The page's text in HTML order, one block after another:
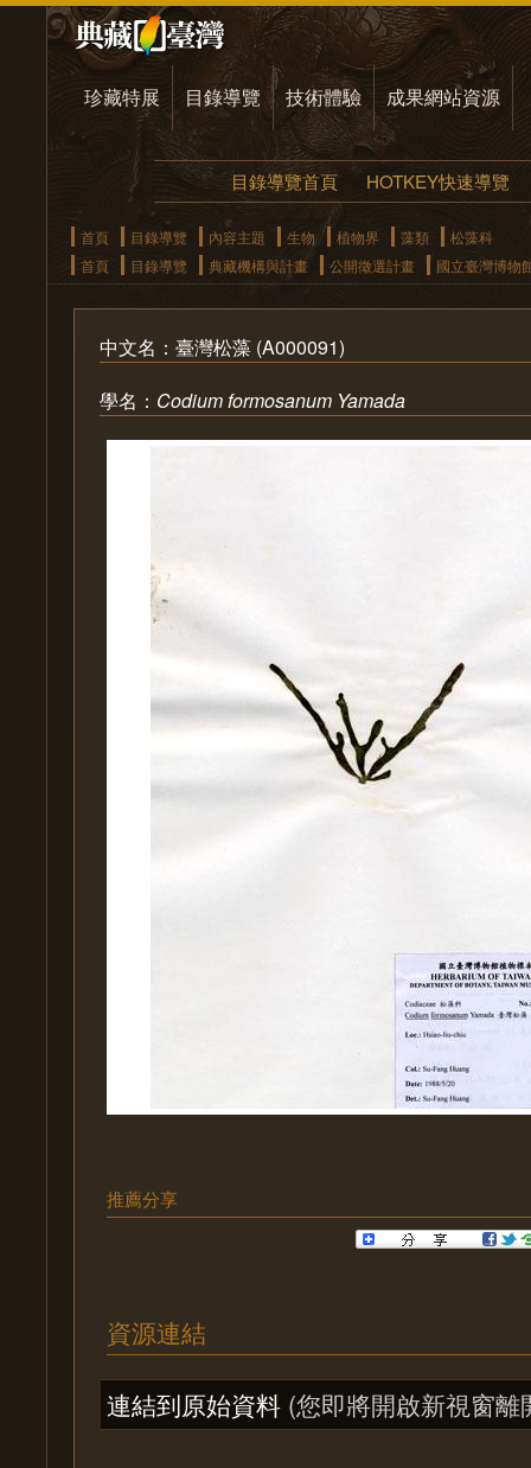
珍藏特展 目錄導覽 技術體驗 成果網站資源
目錄導覽首頁 HOTKEY快速導覽
首頁 目錄導覽 內容主題 生物 植物界 藻類
松藻科
首頁
目錄導覽 典藏機構與計畫 公開徵選計畫 國立臺灣博物
中文名：臺灣松藻 (A000091)
學名： Codium formosanum Yamada
推薦分享
資源連結
連結到原始資料 (您即將開啟新視窗離